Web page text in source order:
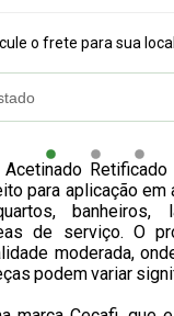
o frete para sua
para aplicação em
banheiros,
de serviço. O
moderada,
podem variar